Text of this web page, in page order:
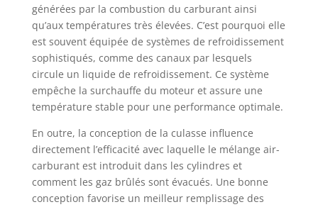
générées par la combustion du carburant ainsi
qu’aux températures très élevées. C’est pourquoi elle
est souvent équipée de systèmes de refroidissement
sophistiqués, comme des canaux par lesquels
circule un liquide de refroidissement. Ce système
empêche la surchauffe du moteur et assure une
température stable pour une performance optimale.
En outre, la conception de la culasse influence
directement l’efficacité avec laquelle le mélange air-
carburant est introduit dans les cylindres et
comment les gaz brûlés sont évacués. Une bonne
conception favorise un meilleur remplissage des